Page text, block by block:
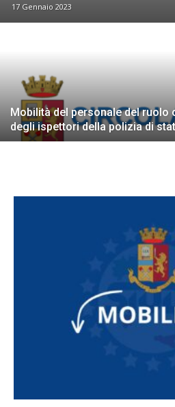
17 Gennaio 2023
Mobilità del personale del ruolo
degli ispettori della polizia di